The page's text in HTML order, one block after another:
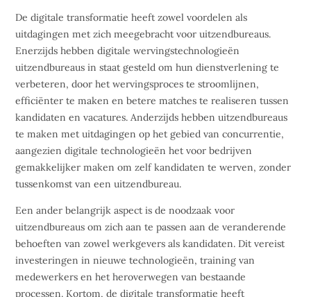
De digitale transformatie heeft zowel voordelen als
uitdagingen met zich meegebracht voor uitzendbureaus.
Enerzijds hebben digitale wervingstechnologieën
uitzendbureaus in staat gesteld om hun dienstverlening te
verbeteren, door het wervingsproces te stroomlijnen,
efficiënter te maken en betere matches te realiseren tussen
kandidaten en vacatures. Anderzijds hebben uitzendbureaus
te maken met uitdagingen op het gebied van concurrentie,
aangezien digitale technologieën het voor bedrijven
gemakkelijker maken om zelf kandidaten te werven, zonder
tussenkomst van een uitzendbureau.
Een ander belangrijk aspect is de noodzaak voor
uitzendbureaus om zich aan te passen aan de veranderende
behoeften van zowel werkgevers als kandidaten. Dit vereist
investeringen in nieuwe technologieën, training van
medewerkers en het heroverwegen van bestaande
processen. Kortom, de digitale transformatie heeft